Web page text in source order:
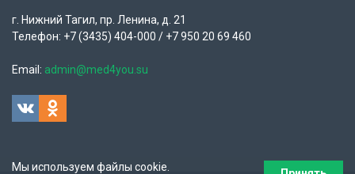
г. Нижний Тагил, пр. Ленина, д. 21
Телефон: +7 (3435) 404-000 / +7 950 20 69 460
Email: admin@med4you.su
Мы используем файлы cookie.